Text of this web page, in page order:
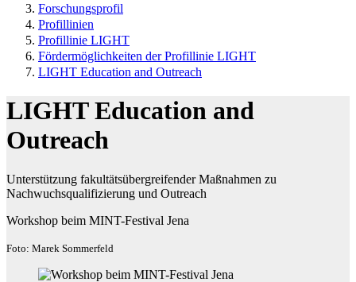
Forschungsprofil
Profillinien
Profillinie LIGHT
Fördermöglichkeiten der Profillinie LIGHT
LIGHT Education and Outreach
LIGHT Education and
Outreach
Unterstützung fakultätsübergreifender Maßnahmen zu
Nachwuchsqualifizierung und Outreach
Workshop beim MINT-Festival Jena
Foto: Marek Sommerfeld